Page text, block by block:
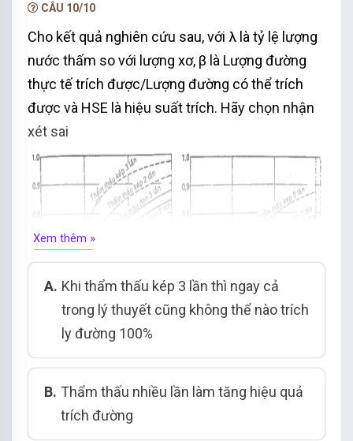
CÂU 10/10
Cho kết quả nghiên cứu sau, với λ là tỷ lệ lượng
nước thấm so với lượng xơ, β là Lượng đường
thực tế trích được/Lượng đường có thể trích
được và HSE là hiệu suất trích. Hãy chọn nhận
xét sai
Xem thêm »
A. Khi thẩm thấu kép 3 lần thì ngay cả
trong lý thuyết cũng không thể nào trích
ly đường 100%
B. Thẩm thấu nhiều lần làm tăng hiệu quả
trích đường